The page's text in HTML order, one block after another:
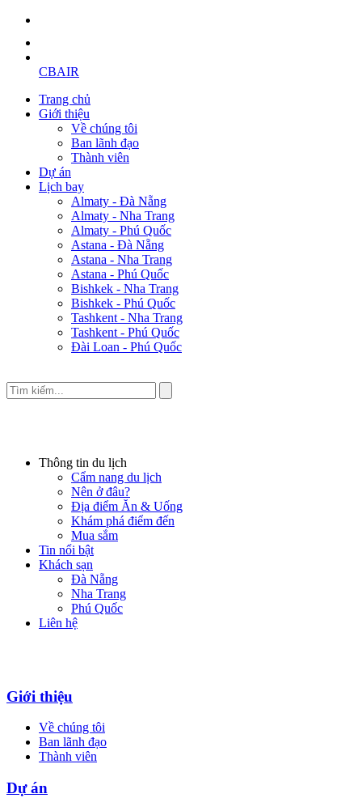
CBAIR
Trang chủ
Giới thiệu
Về chúng tôi
Ban lãnh đạo
Thành viên
Dự án
Lịch bay
Almaty - Đà Nẵng
Almaty - Nha Trang
Almaty - Phú Quốc
Astana - Đà Nẵng
Astana - Nha Trang
Astana - Phú Quốc
Bishkek - Nha Trang
Bishkek - Phú Quốc
Tashkent - Nha Trang
Tashkent - Phú Quốc
Đài Loan - Phú Quốc
Thông tin du lịch
Cẩm nang du lịch
Nên ở đâu?
Địa điểm Ăn & Uống
Khám phá điểm đến
Mua sắm
Tin nổi bật
Khách sạn
Đà Nẵng
Nha Trang
Phú Quốc
Liên hệ
Giới thiệu
Về chúng tôi
Ban lãnh đạo
Thành viên
Dự án